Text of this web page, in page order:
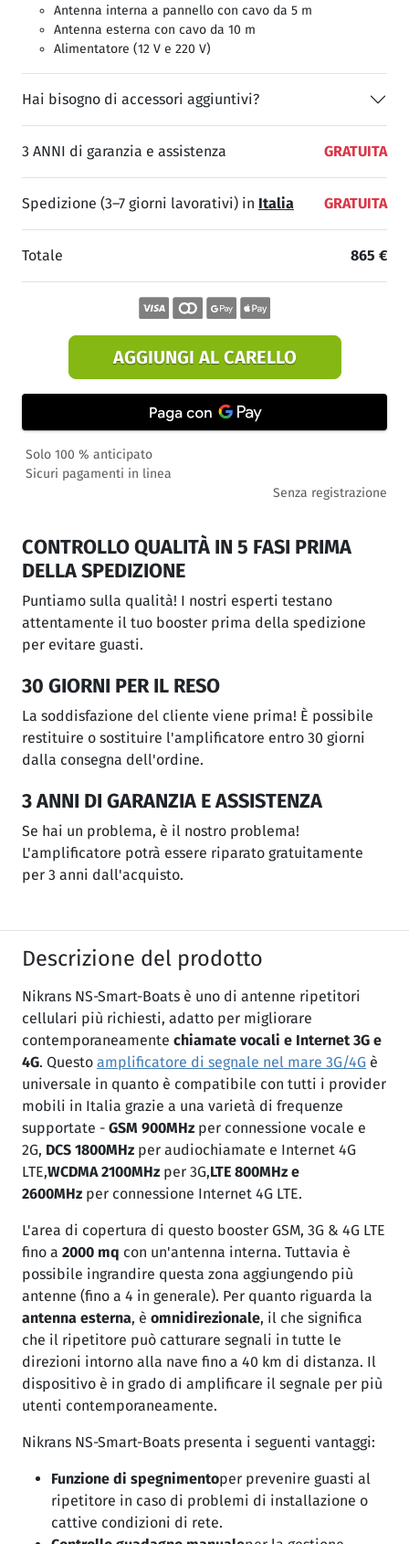
Antenna interna a pannello con cavo da 5 m
Antenna esterna con cavo da 10 m
Alimentatore (12 V e 220 V)
Hai bisogno di accessori aggiuntivi?
3 ANNI di garanzia e assistenza GRATUITA
Spedizione (3–7 giorni lavorativi) in Italia GRATUITA
Totale 865 €
AGGIUNGI AL CARELLO
Solo 100 % anticipato
Sicuri pagamenti in linea
Senza registrazione
CONTROLLO QUALITÀ IN 5 FASI PRIMA
DELLA SPEDIZIONE
Puntiamo sulla qualità! I nostri esperti testano
attentamente il tuo booster prima della spedizione
per evitare guasti.
30 GIORNI PER IL RESO
La soddisfazione del cliente viene prima! È possibile
restituire o sostituire l'amplificatore entro 30 giorni
dalla consegna dell'ordine.
3 ANNI DI GARANZIA E ASSISTENZA
Se hai un problema, è il nostro problema!
L'amplificatore potrà essere riparato gratuitamente
per 3 anni dall'acquisto.
Descrizione del prodotto
Nikrans NS-Smart-Boats è uno di antenne ripetitori
cellulari più richiesti, adatto per migliorare
contemporaneamente chiamate vocali e Internet 3G e
4G. Questo amplificatore di segnale nel mare 3G/4G è
universale in quanto è compatibile con tutti i provider
mobili in Italia grazie a una varietà di frequenze
supportate - GSM 900MHz per connessione vocale e
2G, DCS 1800MHz per audiochiamate e Internet 4G
LTE,WCDMA 2100MHz per 3G,LTE 800MHz e
2600MHz per connessione Internet 4G LTE.
L'area di copertura di questo booster GSM, 3G & 4G LTE
fino a 2000 mq con un'antenna interna. Tuttavia è
possibile ingrandire questa zona aggiungendo più
antenne (fino a 4 in generale). Per quanto riguarda la
antenna esterna, è omnidirezionale, il che significa
che il ripetitore può catturare segnali in tutte le
direzioni intorno alla nave fino a 40 km di distanza. Il
dispositivo è in grado di amplificare il segnale per più
utenti contemporaneamente.
Nikrans NS-Smart-Boats presenta i seguenti vantaggi:
Funzione di spegnimentoper prevenire guasti al
ripetitore in caso di problemi di installazione o
cattive condizioni di rete.